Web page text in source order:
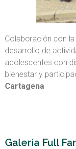
Colaboración con
desarrollo de
adolescentes con
bienestar y
Cartagena
Galería Full